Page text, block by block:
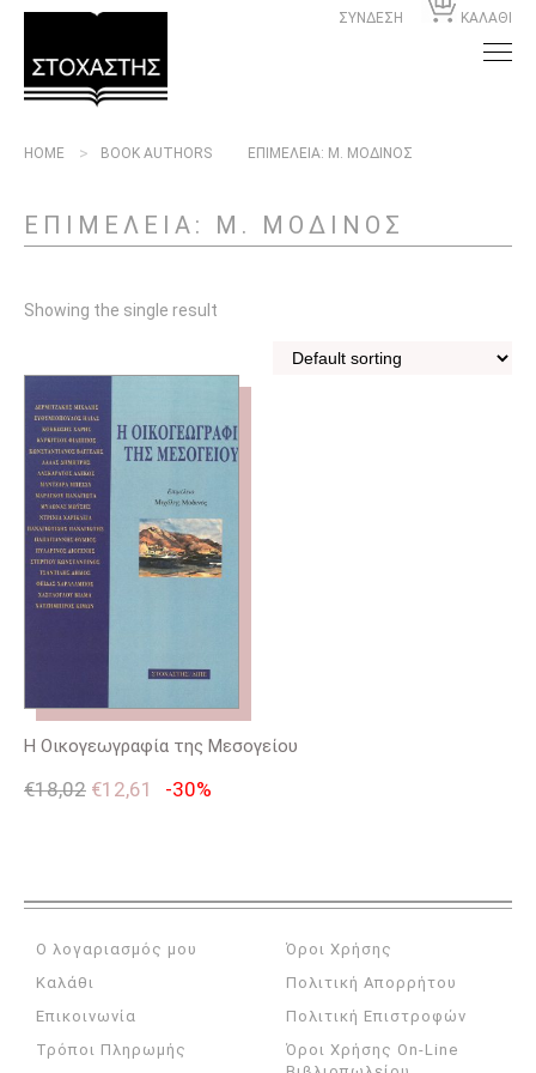
ΣΥΝΔΕΣΗ ΚΑΛΑΘΙ
HOME BOOK AUTHORS ΕΠΙΜΕΛΕΙΑ: Μ. ΜΟΔΙΝΟΣ
ΕΠΙΜΕΛΕΙΑ: Μ. ΜΟΔΙΝΟΣ
Showing the single result
Η Οικογεωγραφία της Μεσογείου
€18,02 €12,61 -30%
Ο λογαριασμός μου
Καλάθι
Επικοινωνία
Τρόποι Πληρωμής
Όροι Χρήσης
Πολιτική Απορρήτου
Πολιτική Επιστροφών
Όροι Χρήσης On-Line